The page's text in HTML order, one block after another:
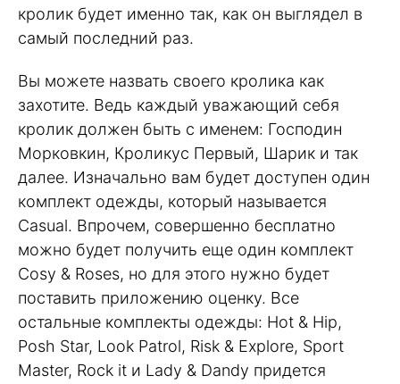
кролик будет именно так, как он выглядел в
самый последний раз.
Вы можете назвать своего кролика как
захотите. Ведь каждый уважающий себя
кролик должен быть с именем: Господин
Морковкин, Кроликус Первый, Шарик и так
далее. Изначально вам будет доступен один
комплект одежды, который называется
Casual. Впрочем, совершенно бесплатно
можно будет получить еще один комплект
Cosy & Roses, но для этого нужно будет
поставить приложению оценку. Все
остальные комплекты одежды: Hot & Hip,
Posh Star, Look Patrol, Risk & Explore, Sport
Master, Rock it и Lady & Dandy придется